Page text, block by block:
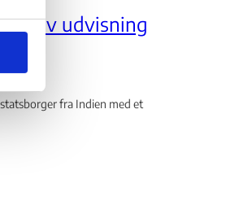
udvisning
fra Indien med et